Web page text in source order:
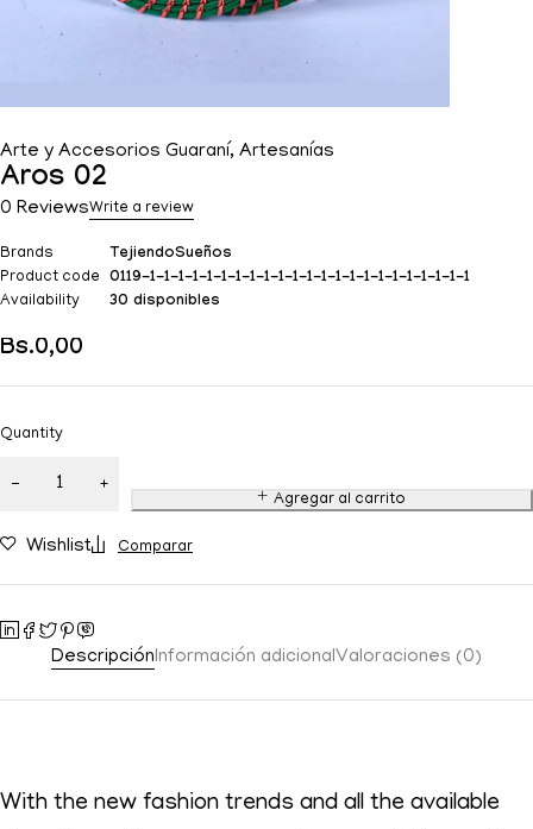
Arte y Accesorios Guaraní, Artesanías
Aros 02
0 ReviewsWrite a review
Brands TejiendoSueños
Product code 0119-1-1-1-1-1-1-1-1-1-1-1-1-1-1-1-1-1-1-1-1-1-1-1
Availability 30 disponibles
Bs.0,00
Quantity
Agregar al carrito
Wishlist Comparar
DescripciónInformación adicionalValoraciones (0)
With the new fashion trends and all the available